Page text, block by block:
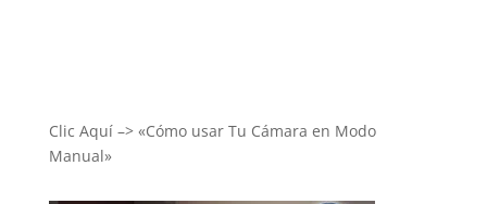
Clic Aquí –> «Cómo usar Tu Cámara en Modo
Manual»